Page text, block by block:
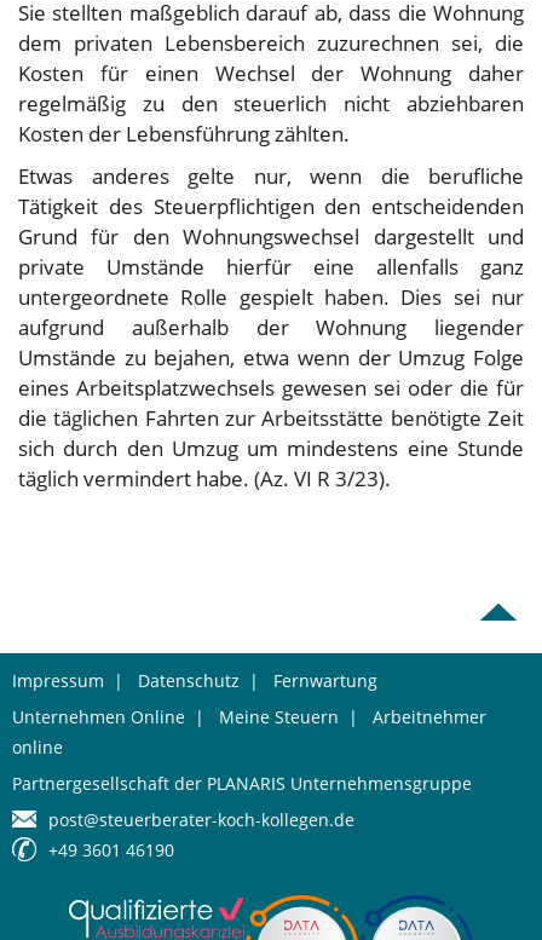
Sie stellten maßgeblich darauf ab, dass die Wohnung
dem privaten Lebensbereich zuzurechnen sei, die
Kosten für einen Wechsel der Wohnung daher
regelmäßig zu den steuerlich nicht abziehbaren
Kosten der Lebensführung zählten.
Etwas anderes gelte nur, wenn die berufliche
Tätigkeit des Steuerpflichtigen den entscheidenden
Grund für den Wohnungswechsel dargestellt und
private Umstände hierfür eine allenfalls ganz
untergeordnete Rolle gespielt haben. Dies sei nur
aufgrund außerhalb der Wohnung liegender
Umstände zu bejahen, etwa wenn der Umzug Folge
eines Arbeitsplatzwechsels gewesen sei oder die für
die täglichen Fahrten zur Arbeitsstätte benötigte Zeit
sich durch den Umzug um mindestens eine Stunde
täglich vermindert habe. (Az. VI R 3/23).
Impressum | Datenschutz | Fernwartung
Unternehmen Online | Meine Steuern | Arbeitnehmer
online
Partnergesellschaft der PLANARIS Unternehmensgruppe
post@steuerberater-koch-kollegen.de
+49 3601 46190